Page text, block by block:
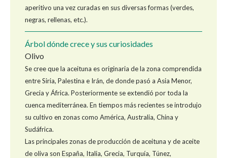
aperitivo una vez curadas en sus diversas formas (verdes,
negras, rellenas, etc.).
Árbol dónde crece y sus curiosidades
Olivo
Se cree que la aceituna es originaria de la zona comprendida
entre Siria, Palestina e Irán, de donde pasó a Asia Menor,
Grecia y África. Posteriormente se extendió por toda la
cuenca mediterránea. En tiempos más recientes se introdujo
su cultivo en zonas como América, Australia, China y
Sudáfrica.
Las principales zonas de producción de aceituna y de aceite
de oliva son España, Italia, Grecia, Turquía, Túnez,